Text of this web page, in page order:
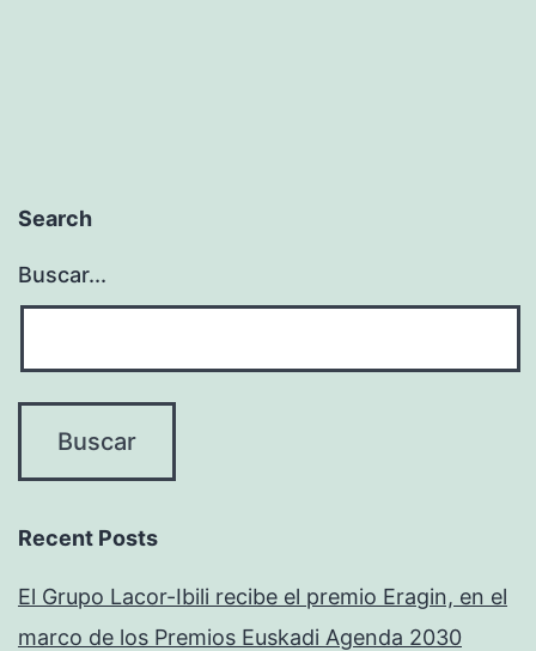
Search
Buscar...
Recent Posts
El Grupo Lacor-Ibili recibe el premio Eragin, en el
marco de los Premios Euskadi Agenda 2030